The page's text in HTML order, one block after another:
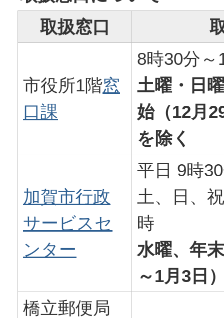
取扱窓口
市役所1階窓
口課
8時30分～
土曜・日
始（12月
を除く
加賀市行政
サービスセ
ンター
平日 9時
土、日、
時
水曜、年
～1月3日
橋立郵便局